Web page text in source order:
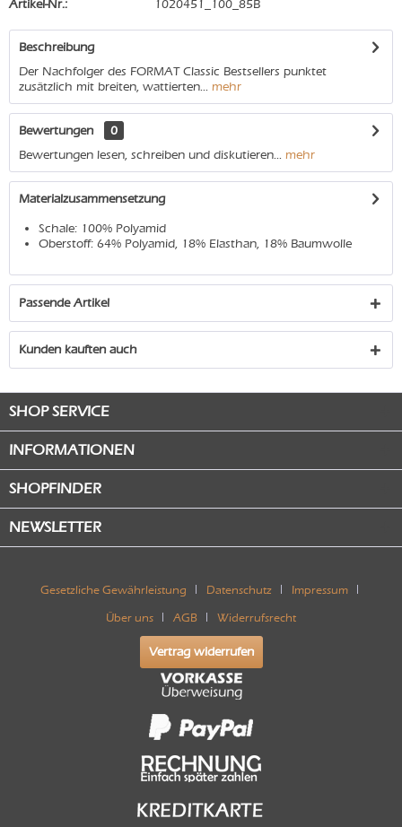
Artikel-Nr.: 1020451_100_85B
Beschreibung
Der Nachfolger des FORMAT Classic Bestsellers punktet
zusätzlich mit breiten, wattierten... mehr
Bewertungen
0
Bewertungen lesen, schreiben und diskutieren... mehr
Materialzusammensetzung
Schale: 100% Polyamid
Oberstoff: 64% Polyamid, 18% Elasthan, 18% Baumwolle
Passende Artikel
Kunden kauften auch
SHOP SERVICE
INFORMATIONEN
SHOPFINDER
NEWSLETTER
Gesetzliche Gewährleistung Datenschutz Impressum
Über uns AGB Widerrufsrecht
Vertrag widerrufen